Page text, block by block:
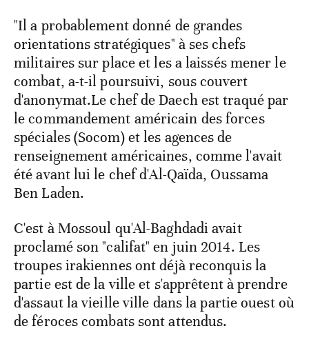
"Il a probablement donné de grandes
orientations stratégiques" à ses chefs
militaires sur place et les a laissés mener le
combat, a-t-il poursuivi, sous couvert
d'anonymat.Le chef de Daech est traqué par
le commandement américain des forces
spéciales (Socom) et les agences de
renseignement américaines, comme l'avait
été avant lui le chef d'Al-Qaïda, Oussama
Ben Laden.
C'est à Mossoul qu'Al-Baghdadi avait
proclamé son "califat" en juin 2014. Les
troupes irakiennes ont déjà reconquis la
partie est de la ville et s'apprêtent à prendre
d'assaut la vieille ville dans la partie ouest où
de féroces combats sont attendus.